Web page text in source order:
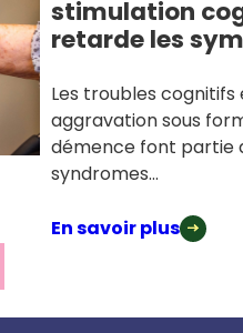
stimulation
retarde les
Les troubles cognitifs
aggravation sous
démence font partie
syndromes...
En savoir plus